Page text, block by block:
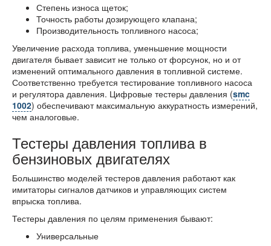
Степень износа щеток;
Точность работы дозирующего клапана;
Производительность топливного насоса;
Увеличение расхода топлива, уменьшение мощности
двигателя бывает зависит не только от форсунок, но и от
изменений оптимального давления в топливной системе.
Соответственно требуется тестирование топливного насоса
и регулятора давления. Цифровые тестеры давления (smc
1002) обеспечивают максимальную аккуратность измерений,
чем аналоговые.
Тестеры давления топлива в
бензиновых двигателях
Большинство моделей тестеров давления работают как
имитаторы сигналов датчиков и управляющих систем
впрыска топлива.
Тестеры давления по целям применения бывают:
Универсальные